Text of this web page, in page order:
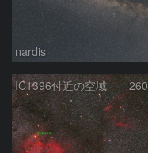
nardis